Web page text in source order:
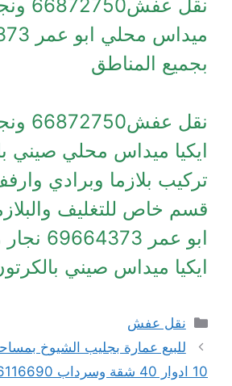
نقل
ميداس
بجميع المناطق
نقل عفش66872750 ونجار
ايكيا ميداس محلي صيني
تركيب بلازما وبرادي
قسم خاص للتغليف
ابو عمر
ايكيا ميداس صيني
التصنيفات
نقل عفش
10 ادوار 40 شقة وسرداب 66116690